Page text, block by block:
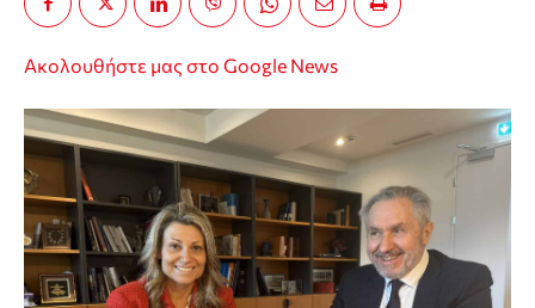
Ακολουθήστε μας στο Google News